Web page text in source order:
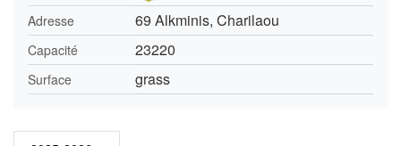
Adresse 69 Alkminis, Charilaou
Capacité 23220
Surface grass